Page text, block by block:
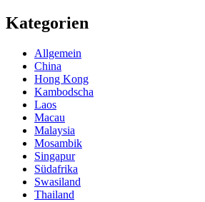
Kategorien
Allgemein
China
Hong Kong
Kambodscha
Laos
Macau
Malaysia
Mosambik
Singapur
Südafrika
Swasiland
Thailand